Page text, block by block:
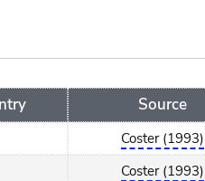
Source
Coster (1993)
Coster (1993)